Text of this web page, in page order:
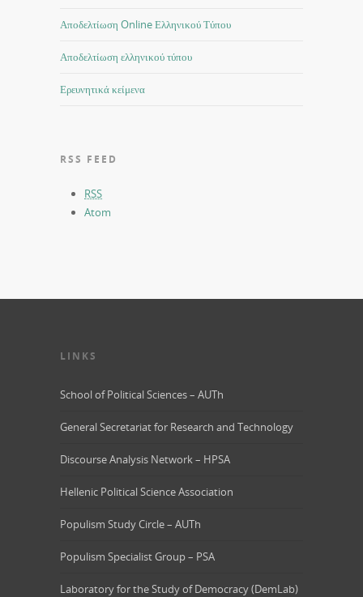
Αποδελτίωση Online Ελληνικού Τύπου
Αποδελτίωση ελληνικού τύπου
Ερευνητικά κείμενα
RSS FEED
RSS
Atom
LINKS
School of Political Sciences – AUTh
General Secretariat for Research and Technology
Discourse Analysis Network – HPSA
Hellenic Political Science Association
Populism Study Circle – AUTh
Populism Specialist Group – PSA
Laboratory for the Study of Democracy (DemLab)